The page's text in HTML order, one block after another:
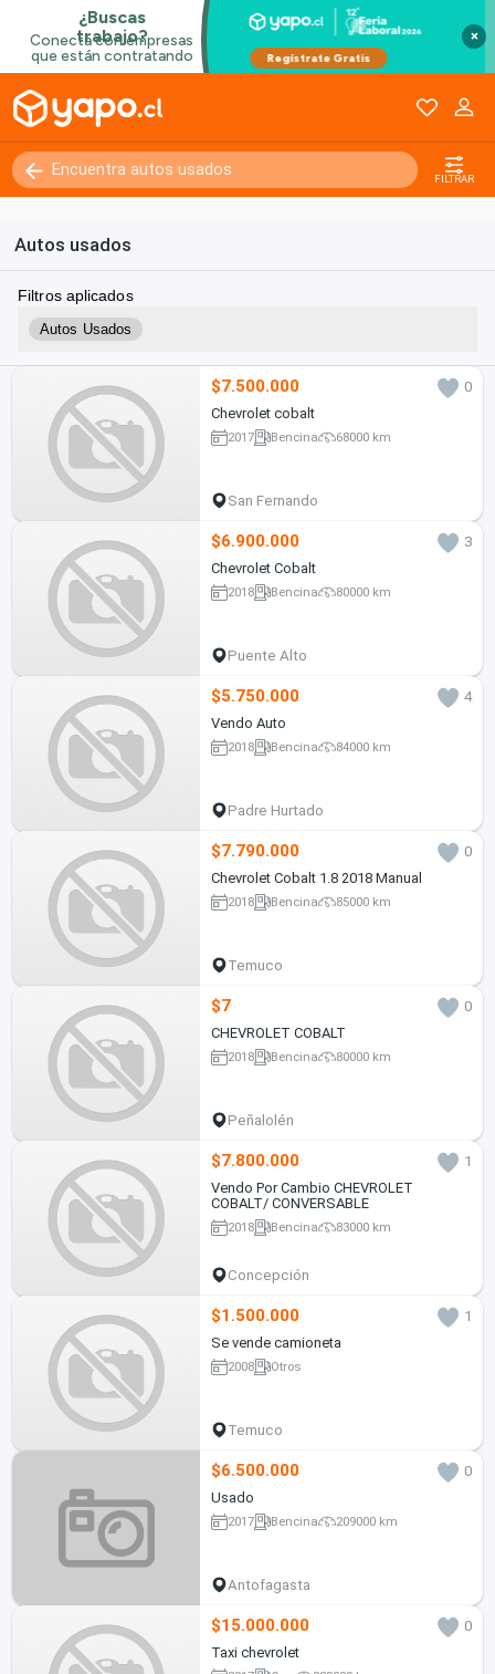
×
FILTRAR
Autos usados
Filtros aplicados
Autos Usados
$7.500.000
0
Chevrolet cobalt
2017 Bencina 68000 km
San Fernando
$6.900.000
3
Chevrolet Cobalt
2018 Bencina 80000 km
Puente Alto
$5.750.000
4
Vendo Auto
2018 Bencina 84000 km
Padre Hurtado
$7.790.000
0
Chevrolet Cobalt 1.8 2018 Manual
2018 Bencina 85000 km
Temuco
$7
0
CHEVROLET COBALT
2018 Bencina 80000 km
Peñalolén
$7.800.000
1
Vendo Por Cambio CHEVROLET
COBALT/ CONVERSABLE
2018 Bencina 83000 km
Concepción
$1.500.000
1
Se vende camioneta
2008 Otros
Temuco
$6.500.000
0
Usado
2017 Bencina 209000 km
Antofagasta
$15.000.000
0
Taxi chevrolet